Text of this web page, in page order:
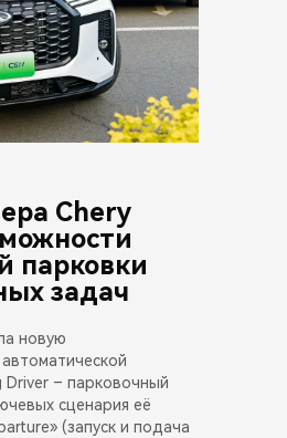
Chery
парковки
задач
новую
Driver – парковочный
сценария её
(запуск и подача